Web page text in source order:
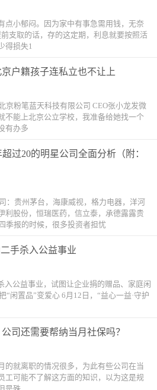
点小郁闷。因为家中有事急需用钱，无奈
支取的话，存的这定期，利息就要按照活
得损失1
户籍孩子连私立也不让上
京粉笔蓝天科技有限公司 CEO张小龙发微
不能上北京公立学校，我准备给她找一个
有办多
过20的明星公司全面分析（附：
：贵州茅台，海康威视，格力电器，洋河
利股份，恒瑞医药，信立泰，承德露露贵
季报的时候，很多投资者担忧
手杀入公益事业
入公益事业，试图让企业捐的赠品、家庭闲
“闲置品”变爱心 6月12日，“益心一益·守护
司还需要帮纳当月社保吗？
的就离职的情况很多，为此有些公司在当
工可能不了解这方面的知识，以为这是规